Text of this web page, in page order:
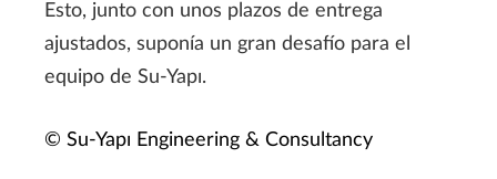
Esto, junto con unos plazos de entrega
ajustados, suponía un gran desafío para el
equipo de Su-Yapı.
© Su-Yapı Engineering & Consultancy